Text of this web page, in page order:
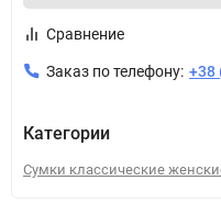
Сравнение
Заказ по телефону: +38
Категории
Сумки классические